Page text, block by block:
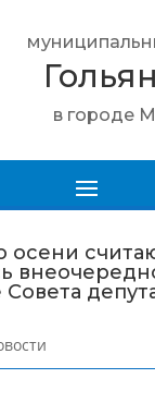
в городе
осени
Совета